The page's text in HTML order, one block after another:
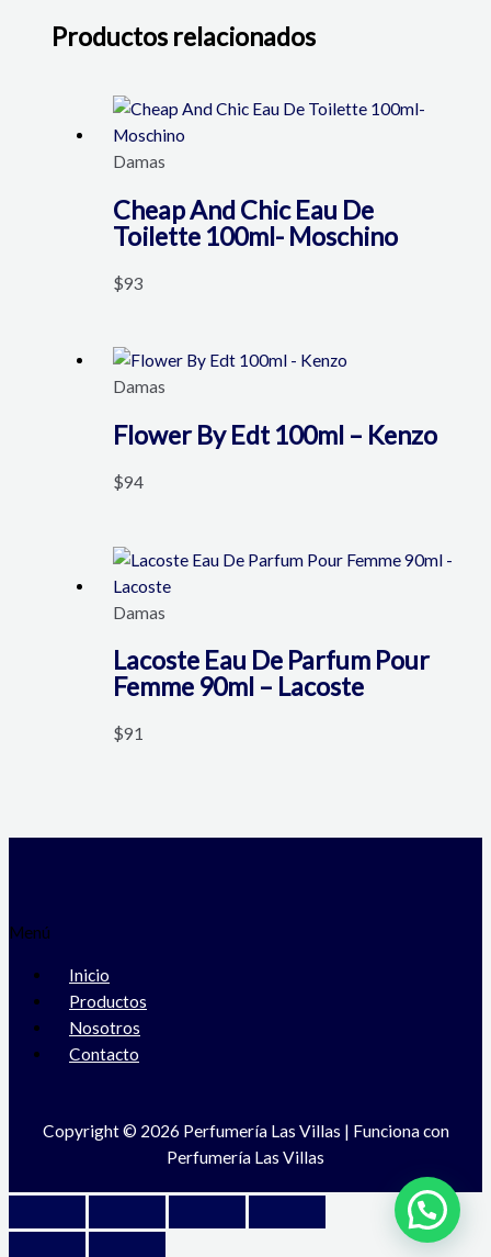
Productos relacionados
Damas
Cheap And Chic Eau De
Toilette 100ml- Moschino
$93
Damas
Flower By Edt 100ml – Kenzo
$94
Damas
Lacoste Eau De Parfum Pour
Femme 90ml – Lacoste
$91
Menú
Inicio
Productos
Nosotros
Contacto
Copyright © 2026 Perfumería Las Villas | Funciona con
Perfumería Las Villas